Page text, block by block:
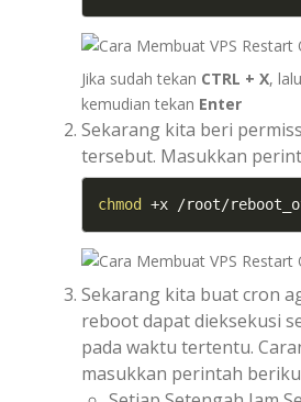
Jika sudah tekan CTRL + X,
kemudian tekan Enter
Sekarang kita beri
tersebut. Masukkan
chmod
Sekarang kita buat cron
reboot dapat dieksekusi
pada waktu tertentu.
masukkan perintah